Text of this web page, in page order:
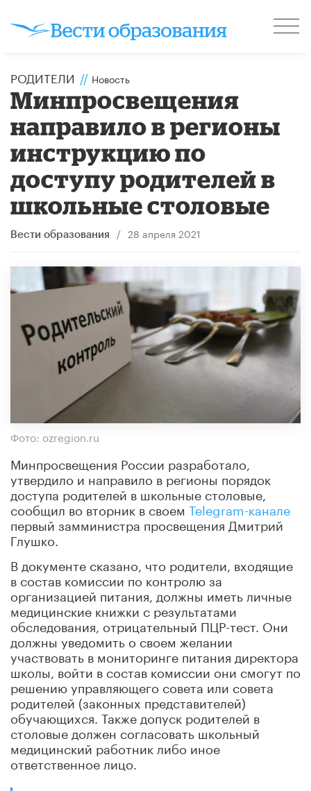
РОДИТЕЛИ // Новость
Минпросвещения
направило в регионы
инструкцию по
доступу родителей в
школьные столовые
Вести образования / 28 апреля 2021
Фото: ozregion.ru
Минпросвещения России разработало,
утвердило и направило в регионы порядок
доступа родителей в школьные столовые,
сообщил во вторник в своем Telegram-канале
первый замминистра просвещения Дмитрий
Глушко.
В документе сказано, что родители, входящие
в состав комиссии по контролю за
организацией питания, должны иметь личные
медицинские книжки с результатами
обследования, отрицательный ПЦР-тест. Они
должны уведомить о своем желании
участвовать в мониторинге питания директора
школы, войти в состав комиссии они смогут по
решению управляющего совета или совета
родителей (законных представителей)
обучающихся. Также допуск родителей в
столовые должен согласовать школьный
медицинский работник либо иное
ответственное лицо.